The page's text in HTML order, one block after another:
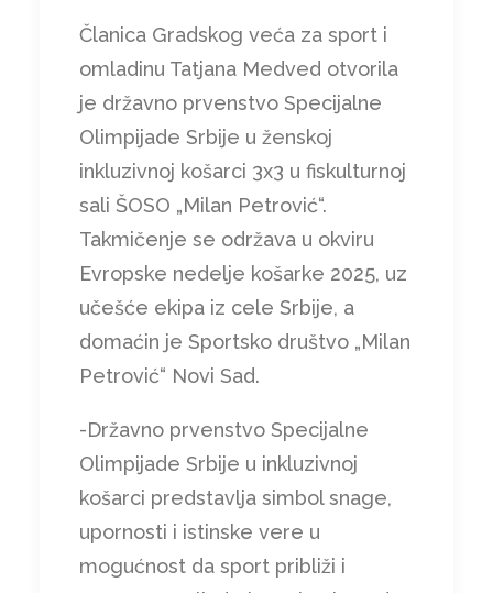
Članica Gradskog veća za sport i
omladinu Tatjana Medved otvorila
je državno prvenstvo Specijalne
Olimpijade Srbije u ženskoj
inkluzivnoj košarci 3x3 u fiskulturnoj
sali ŠOSO „Milan Petrović“.
Takmičenje se održava u okviru
Evropske nedelje košarke 2025, uz
učešće ekipa iz cele Srbije, a
domaćin je Sportsko društvo „Milan
Petrović“ Novi Sad.
-Državno prvenstvo Specijalne
Olimpijade Srbije u inkluzivnoj
košarci predstavlja simbol snage,
upornosti i istinske vere u
mogućnost da sport približi i